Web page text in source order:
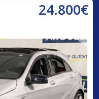
24.800€